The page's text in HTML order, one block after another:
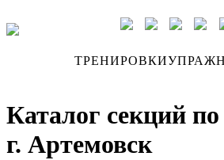
ТРЕНИРОВКИ
Каталог секций по
г. Артемовск